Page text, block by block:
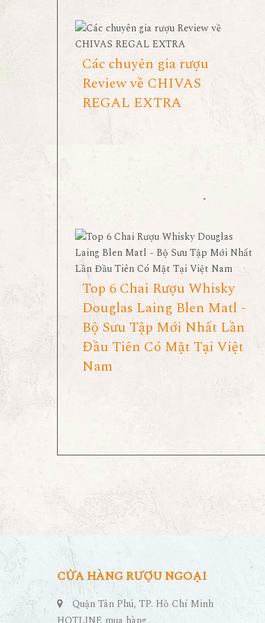
Các chuyên gia rượu
Review về CHIVAS
REGAL EXTRA
Top 6 Chai Rượu Whisky
Douglas Laing Blen Matl -
Bộ Sưu Tập Mới Nhất Lần
Đầu Tiên Có Mặt Tại Việt
Nam
CỬA HÀNG RƯỢU NGOẠI
Quận Tân Phú, TP. Hồ Chí Minh